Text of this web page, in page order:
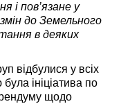
і пов’язане у
змін до Земельного
в деяких
відбулися у всіх
ініціатива по
щодо